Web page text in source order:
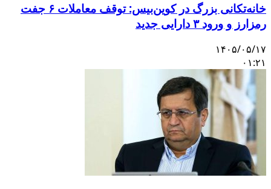
خانه‌تکانی بزرگ در کوین‌بیس: توقف معاملات ۶ جفت
رمزارز و ورود ۳ دارایی جدید
۱۴۰۵/۰۵/۱۷
۰۱:۲۱